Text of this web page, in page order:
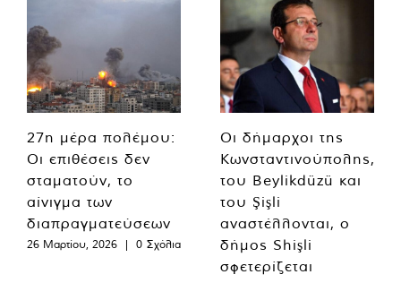
27η μέρα πολέμου:
Οι επιθέσεις δεν
σταματούν, το
αίνιγμα των
διαπραγματεύσεων
26 Μαρτίου, 2026 | 0 Σχόλια
Οι δήμαρχοι της
Κωνσταντινούπολης,
του Beylikdüzü και
του Şişli
αναστέλλονται, ο
δήμος Shişli
σφετερίζεται